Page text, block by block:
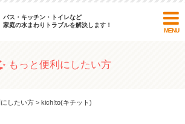
バス・キッチン・トイレなど
家庭の水まわりトラブルを解決します！
MENU
もっと便利にしたい方
したい方 > kich!to(キチット)